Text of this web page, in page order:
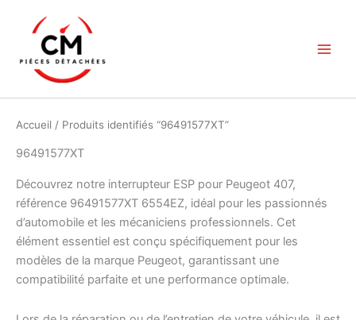
contenu
Accueil / Produits identifiés “96491577XT”
96491577XT
Découvrez notre interrupteur ESP pour Peugeot 407,
référence 96491577XT 6554EZ, idéal pour les passionnés
d’automobile et les mécaniciens professionnels. Cet
élément essentiel est conçu spécifiquement pour les
modèles de la marque Peugeot, garantissant une
compatibilité parfaite et une performance optimale.